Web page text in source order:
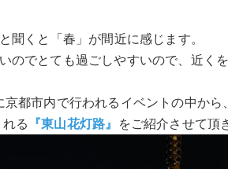
聞くと「春」が間近に感じます。
のでとても過ごしやすいので、近く
都市内で行われるイベントの中から、
る 『東山花灯路』 をご紹介させて頂